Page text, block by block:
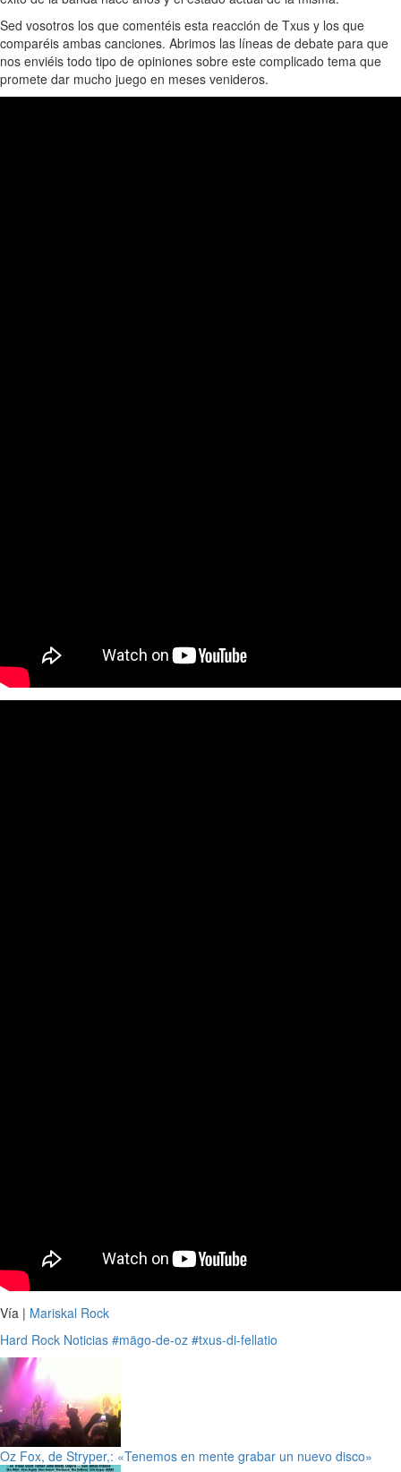
Sed vosotros los que comentéis esta reacción de Txus y los que
comparéis ambas canciones. Abrimos las líneas de debate para que
nos enviéis todo tipo de opiniones sobre este complicado tema que
promete dar mucho juego en meses venideros.
Vía | Mariskal Rock
Hard Rock Noticias #mägo-de-oz #txus-di-fellatio
Oz Fox, de Stryper,: «Tenemos en mente grabar un nuevo disco»